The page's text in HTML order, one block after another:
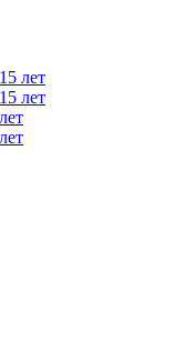
лет
лет